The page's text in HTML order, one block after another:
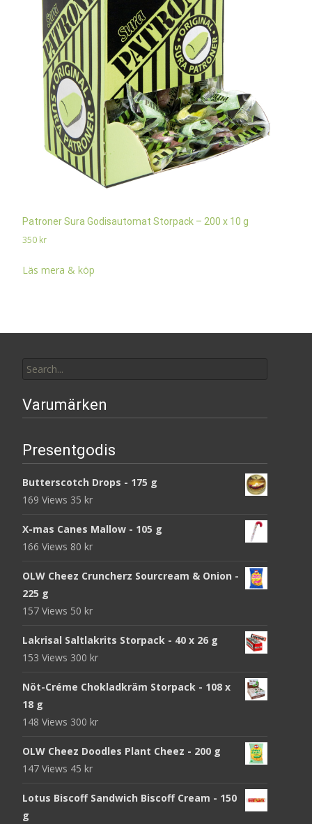
Patroner Sura Godisautomat Storpack – 200 x 10 g
350 kr
Läs mera & köp
for:
Varumärken
Presentgodis
Butterscotch Drops - 175 g
169 Views 35 kr
X-mas Canes Mallow - 105 g
166 Views 80 kr
OLW Cheez Cruncherz Sourcream & Onion -
225 g
157 Views 50 kr
Lakrisal Saltlakrits Storpack - 40 x 26 g
153 Views 300 kr
Nöt-Créme Chokladkräm Storpack - 108 x
18 g
148 Views 300 kr
OLW Cheez Doodles Plant Cheez - 200 g
147 Views 45 kr
Lotus Biscoff Sandwich Biscoff Cream - 150
g